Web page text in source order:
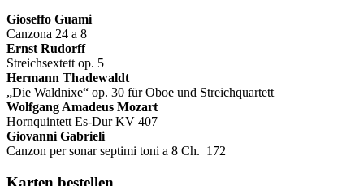
Gioseffo Guami
Canzona 24 a 8
Ernst Rudorff
Streichsextett op. 5
Hermann Thadewaldt
„Die Waldnixe“ op. 30 für Oboe und Streichquartett
Wolfgang Amadeus Mozart
Hornquintett Es-Dur KV 407
Giovanni Gabrieli
Canzon per sonar septimi toni a 8 Ch. 172
Karten bestellen